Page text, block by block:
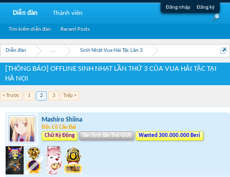
Đăng nhập Đăng ký
Diễn đàn ... Sinh Nhật Vua Hải Tặc Lần 3
[THÔNG BÁO] OFFLINE SINH NHẬT LẦN THỨ 3 CỦA VUA HẢI TẶC TẠI
HÀ NỘI
< Trước 1 2 3 Tiếp >
Mashiro Shiina
Độc Cô Cầu Bại
Chữ Ký Động
Tân Tinh Tân Thế Giới Wanted 300.000.000 Beri
Diễn đàn
Tìm kiếm diễn đàn Recent Posts
Thành viên